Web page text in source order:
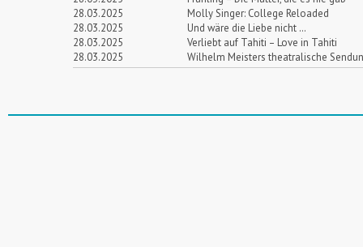
28.03.2025
Molly Singer: College Reloaded
28.03.2025
Und wäre die Liebe nicht …
28.03.2025
Verliebt auf Tahiti – Love in Tahiti
28.03.2025
Wilhelm Meisters theatralische